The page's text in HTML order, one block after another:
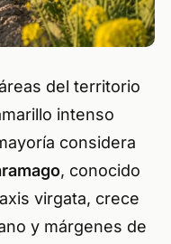
del territorio
intenso
considera
, conocido
virgata, crece
y márgenes de